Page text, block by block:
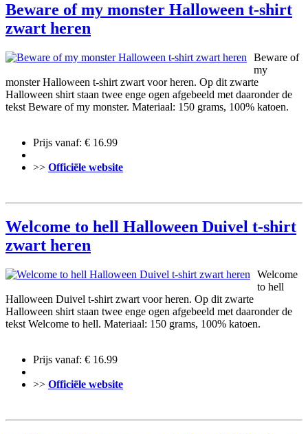
Beware of my monster Halloween t-shirt
zwart heren
Beware of
my
monster Halloween t-shirt zwart voor heren. Op dit zwarte
Halloween shirt staan twee enge ogen afgebeeld met daaronder de
tekst Beware of my monster. Materiaal: 150 grams, 100% katoen.
Prijs vanaf: € 16.99
>> Officiële website
Welcome to hell Halloween Duivel t-shirt
zwart heren
Welcome
to hell
Halloween Duivel t-shirt zwart voor heren. Op dit zwarte
Halloween shirt staan twee enge ogen afgebeeld met daaronder de
tekst Welcome to hell. Materiaal: 150 grams, 100% katoen.
Prijs vanaf: € 16.99
>> Officiële website